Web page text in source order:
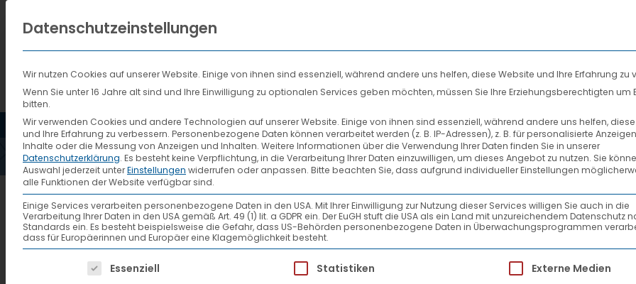
HOME AKTUELLES VTL DIENSTLEISTUNGEN SYSTEMPARTNER
PRESSEMELDUNGEN
Inbetriebnahme Halle III
Am 07.09.09 wurde die neu errichtete Halle III des Zentral-HUB in Fulda in
Betrieb genommen. Somit stehen jetzt zusätzliche 24 Tore mit 1.900 m² zur
Datenschutzeinstellungen
Wir nutzen Cookies auf unserer Website. Einige von ihnen sind essenziell, während andere uns helfen, diese Website und Ihre Erfahrung zu
Wenn Sie unter 16 Jahre alt sind und Ihre Einwilligung zu optionalen Services geben möchten, müssen Sie Ihre Erziehungsberechtigten um
bitten.
Wir verwenden Cookies und andere Technologien auf unserer Website. Einige von ihnen sind essenziell, während andere uns helfen,
und Ihre Erfahrung zu verbessern. Personenbezogene Daten können verarbeitet werden (z. B. IP-Adressen), z. B. für personalisierte
Inhalte oder die Messung von Anzeigen und Inhalten. Weitere Informationen über die Verwendung Ihrer Daten finden Sie in unserer
Datenschutzerklärung. Es besteht keine Verpflichtung, in die Verarbeitung Ihrer Daten einzuwilligen, um dieses Angebot zu nutzen. Sie
Auswahl jederzeit unterEinstellungen widerrufen oder anpassen. Bitte beachten Sie, dass aufgrund individueller Einstellungen
alle Funktionen der Website verfügbar sind.
Einige Services verarbeiten personenbezogene Daten in den USA. Mit Ihrer Einwilligung zur Nutzung dieser Services willigen Sie auch in die
Verarbeitung Ihrer Daten in den USA gemäß Art. 49 (1) lit. a GDPR ein. Der EuGH stuft die USA als ein Land mit unzureichendem Datenschutz
Standards ein. Es besteht beispielsweise die Gefahr, dass US-Behörden personenbezogene Daten in Überwachungsprogrammen
dass für Europäerinnen und Europäer eine Klagemöglichkeit besteht.
Es folgt eine Liste der Service-Gruppen, für die eine Einwilligung erteilt werden
Essenziell Statistiken Externe Medien